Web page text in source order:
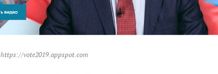
https://vote2019.appspot.com